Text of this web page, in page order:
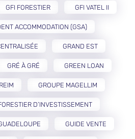
GFI FORESTIER GFI VATEL II
ACCOMMODATION (GSA)
GRAND EST
GRÉ À GRÉ GREEN LOAN
GROUPE MAGELLIM
D’INVESTISSEMENT
GUIDE VENTE